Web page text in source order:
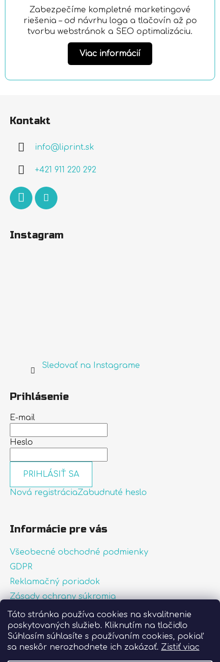
Táto stránka používa cookies na skvalitnenie
poskytovaných služieb. Kliknutím na tlačidlo
Súhlasím súhlasíte s používaním cookies, pokiaľ
sa neskôr nerozhodnete ich zakázať. Zistiť viac
Zabezpečíme kompletné marketingové
riešenia – od návrhu loga a tlačovín až po
tvorbu webstránok a SEO optimalizáciu.
Viac informácií
Kontakt
info@liprint.sk
+421 911 220 292
Instagram
Sledovať na Instagrame
Prihlásenie
E-mail
Heslo
PRIHLÁSIŤ SA
Nová registráciaZabudnuté heslo
Informácie pre vás
Všeobecné obchodné podmienky
GDPR
Reklamačný poriadok
Zásady ochrany súkromia
Zásady používania súborov cookies
O nás
FAQ